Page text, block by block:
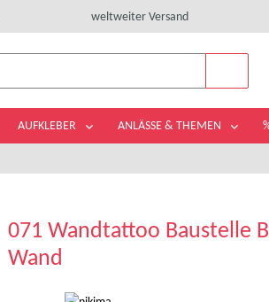
weltweiter Versand
AUFKLEBER ANLÄSSE & THEMEN
071 Wandtattoo Baustelle
Wand